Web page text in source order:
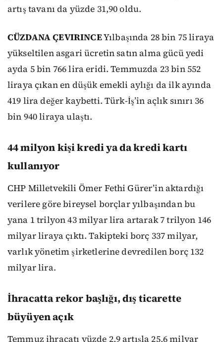
artış tavanı da yüzde 31,90 oldu.
CÜZDANA ÇEVIRINCEYılbaşında 28 bin 75 liraya
yükseltilen asgari ücretin satın alma gücü yedi
ayda 5 bin 766 lira eridi. Temmuzda 23 bin 552
liraya çıkan en düşük emekli aylığı da ilk ayında
419 lira değer kaybetti. Türk-İş’in açlık sınırı 36
bin 940 liraya ulaştı.
44 milyon kişi kredi ya da kredi kartı
kullanıyor
CHP Milletvekili Ömer Fethi Gürer’in aktardığı
verilere göre bireysel borçlar yılbaşından bu
yana 1 trilyon 43 milyar lira artarak 7 trilyon 146
milyar liraya çıktı. Takipteki borç 337 milyar,
varlık yönetim şirketlerine devredilen borç 132
milyar lira.
İhracatta rekor başlığı, dış ticarette
büyüyen açık
Temmuz ihracatı yüzde 2,9 artışla 25,6 milyar